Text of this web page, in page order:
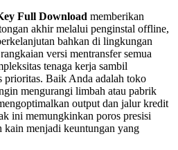
Full Download memberikan
akhir melalui penginstal offline,
bahkan di lingkungan
versi mentransfer semua
tenaga kerja sambil
prioritas. Baik Anda adalah toko
mengurangi limbah atau pabrik
output dan jalur kredit
ini memungkinkan poros presisi
kain menjadi keuntungan yang